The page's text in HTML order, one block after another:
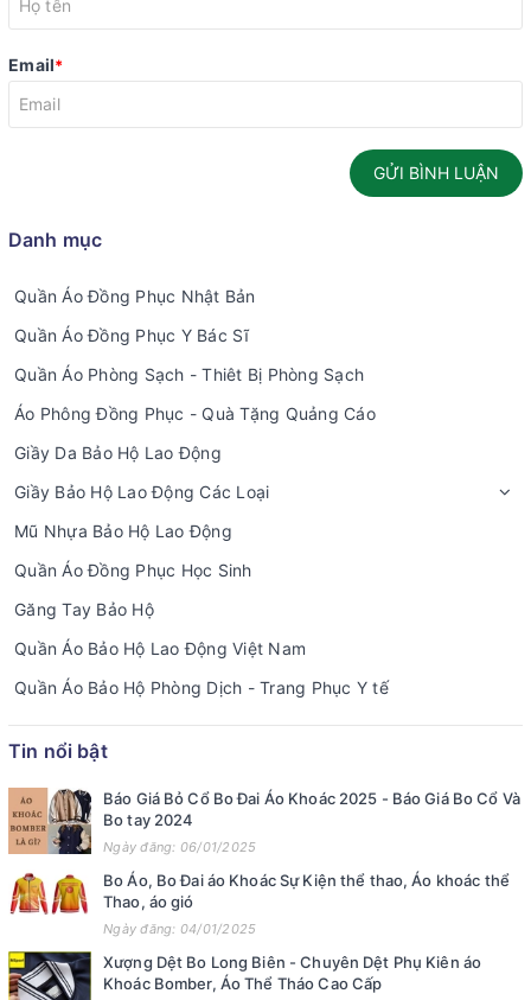
Email*
GỬI BÌNH LUẬN
Danh mục
Quần Áo Đồng Phục Nhật Bản
Quần Áo Đồng Phục Y Bác Sĩ
Quần Áo Phòng Sạch - Thiêt Bị Phòng Sạch
Áo Phông Đồng Phục - Quà Tặng Quảng Cáo
Giầy Da Bảo Hộ Lao Động
Giầy Bảo Hộ Lao Động Các Loại
Mũ Nhựa Bảo Hộ Lao Động
Quần Áo Đồng Phục Học Sinh
Găng Tay Bảo Hộ
Quần Áo Bảo Hộ Lao Động Việt Nam
Quần Áo Bảo Hộ Phòng Dịch - Trang Phục Y tế
Tin nổi bật
Báo Giá Bỏ Cổ Bo Đai Áo Khoác 2025 - Báo Giá Bo Cổ Và
Bo tay 2024
Ngày đăng: 06/01/2025
Bo Áo, Bo Đai áo Khoác Sự Kiện thể thao, Áo khoác thể
Thao, áo gió
Ngày đăng: 04/01/2025
Xượng Dệt Bo Long Biên - Chuyên Dệt Phụ Kiên áo
Khoác Bomber, Áo Thể Tháo Cao Cấp